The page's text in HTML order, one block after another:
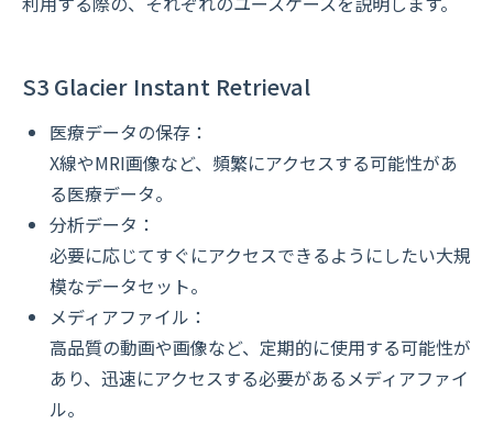
S3 Glacier Instant Retrieval
医療データの保存：
X線やMRI画像など、頻繁にアクセスする可能性があ
る医療データ。
分析データ：
必要に応じてすぐにアクセスできるようにしたい大規
模なデータセット。
メディアファイル：
高品質の動画や画像など、定期的に使用する可能性が
あり、迅速にアクセスする必要があるメディアファイ
ル。